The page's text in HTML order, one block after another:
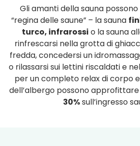
Gli amanti della sauna
“regina delle saune” – la sauna
turco, infrarossi o la sauna
rinfrescarsi nella grotta di
fredda, concedersi un
o rilassarsi sui lettini riscaldati e
per un completo relax di corpo
dell’albergo possono approfittare
30%sull’ingresso